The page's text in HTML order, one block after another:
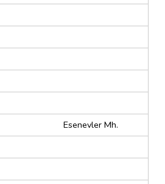
Esenevler Mh.